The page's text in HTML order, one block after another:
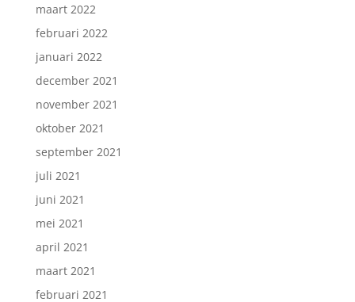
maart 2022
februari 2022
januari 2022
december 2021
november 2021
oktober 2021
september 2021
juli 2021
juni 2021
mei 2021
april 2021
maart 2021
februari 2021